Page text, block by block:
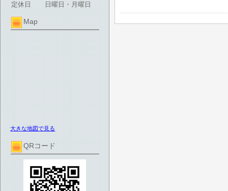
定休日
日曜日・月曜日
Map
大きな地図で見る
QRコード